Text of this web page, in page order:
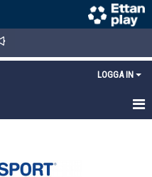
LOGGA IN